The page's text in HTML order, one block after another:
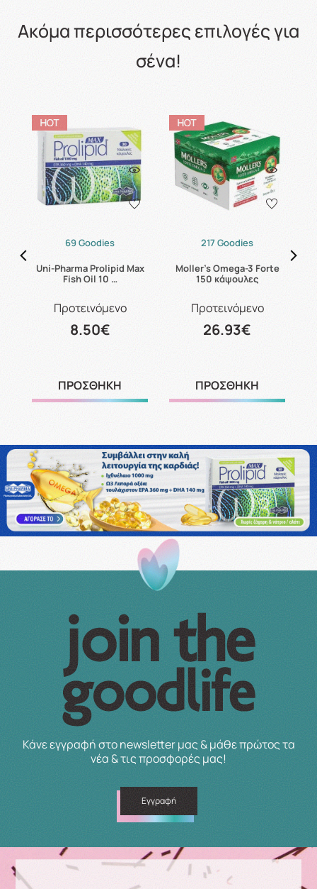
Ακόμα περισσότερες επιλογές για
σένα!
69 Goodies
Uni-Pharma Prolipid Max
Fish Oil 10 …
Προτεινόμενο
8.50€
ΠΡΟΣΘΗΚΗ
217 Goodies
Moller's Omega-3 Forte
150 κάψουλες
Προτεινόμενο
26.93€
ΠΡΟΣΘΗΚΗ
Κάνε εγγραφή στο newsletter μας & μάθε πρώτος τα
νέα & τις προσφορές μας!
Εγγραφή